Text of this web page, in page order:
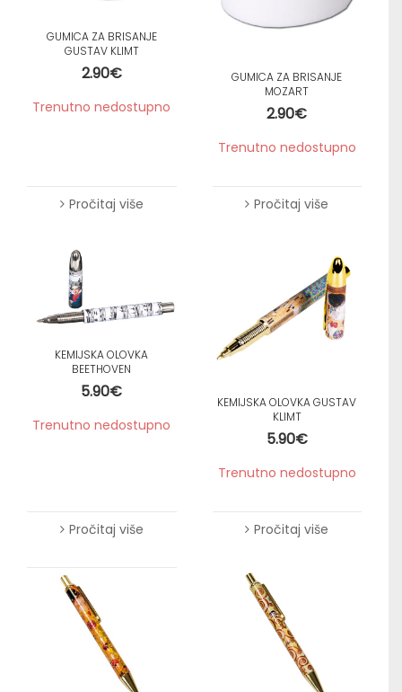
GUMICA ZA BRISANJE
GUSTAV KLIMT
2.90€
Trenutno nedostupno
Pročitaj više
GUMICA ZA BRISANJE
MOZART
2.90€
Trenutno nedostupno
Pročitaj više
KEMIJSKA OLOVKA
BEETHOVEN
5.90€
Trenutno nedostupno
Pročitaj više
KEMIJSKA OLOVKA GUSTAV
KLIMT
5.90€
Trenutno nedostupno
Pročitaj više